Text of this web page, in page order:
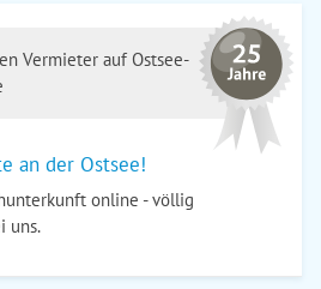
Vermieter auf Ostsee-
an der Ostsee!
online - völlig
uns.